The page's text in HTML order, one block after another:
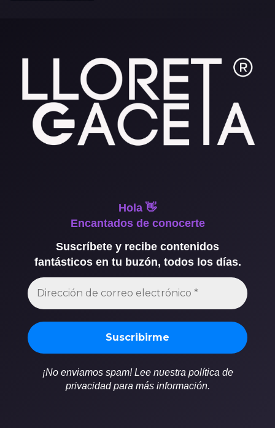
Hola 👋
Encantados de conocerte
Suscríbete y recibe contenidos
fantásticos en tu buzón, todos los días.
¡No enviamos spam! Lee nuestra política de
privacidad para más información.